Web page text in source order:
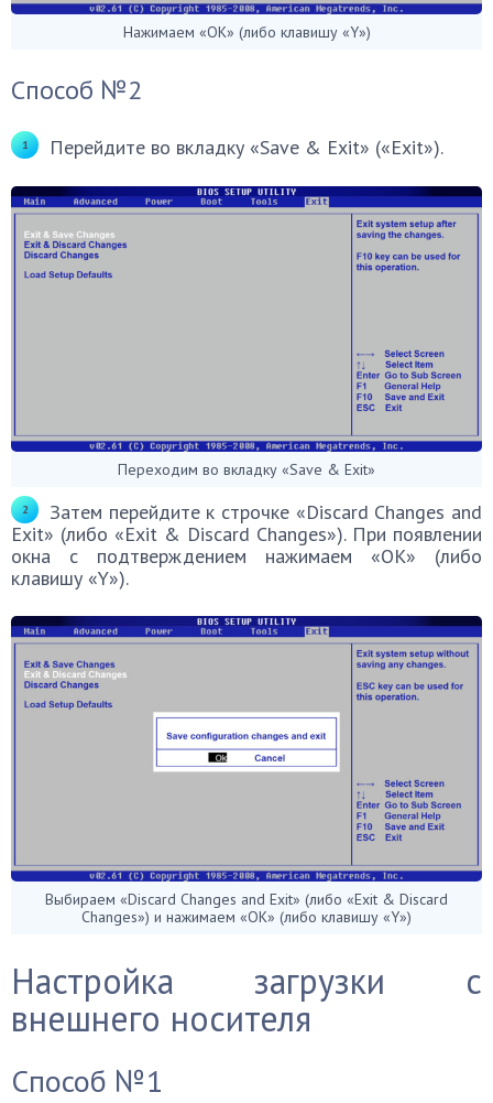
Нажимаем «OK» (либо клавишу «Y»)
Способ №2
Перейдите во вкладку «Save & Exit» («Exit»).
Переходим во вкладку «Save & Exit»
Затем перейдите к строчке «Discard Changes and
Exit» (либо «Exit & Discard Changes»). При появлении
окна с подтверждением нажимаем «ОК» (либо
клавишу «Y»).
Выбираем «Discard Changes and Exit» (либо «Exit & Discard
Changes») и нажимаем «ОК» (либо клавишу «Y»)
Настройка загрузки с
внешнего носителя
Способ №1